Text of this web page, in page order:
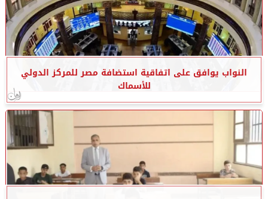
النواب يوافق على اتفاقية استضافة مصر للمركز الدولي
للأسماك